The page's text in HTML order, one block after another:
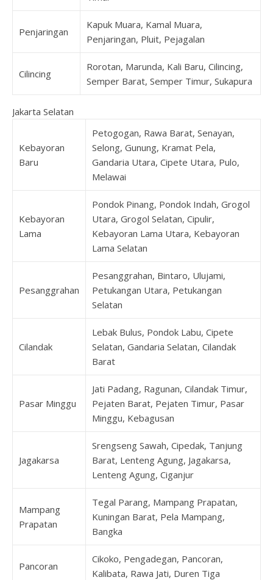
Penjaringan
Kapuk Muara, Kamal Muara,
Penjaringan, Pluit, Pejagalan
Cilincing
Rorotan, Marunda, Kali Baru, Cilincing,
Semper Barat, Semper Timur, Sukapura
Jakarta Selatan
Kebayoran
Baru
Petogogan, Rawa Barat, Senayan,
Selong, Gunung, Kramat Pela,
Gandaria Utara, Cipete Utara, Pulo,
Melawai
Kebayoran
Lama
Pondok Pinang, Pondok Indah, Grogol
Utara, Grogol Selatan, Cipulir,
Kebayoran Lama Utara, Kebayoran
Lama Selatan
Pesanggrahan
Pesanggrahan, Bintaro, Ulujami,
Petukangan Utara, Petukangan
Selatan
Cilandak
Lebak Bulus, Pondok Labu, Cipete
Selatan, Gandaria Selatan, Cilandak
Barat
Pasar Minggu
Jati Padang, Ragunan, Cilandak Timur,
Pejaten Barat, Pejaten Timur, Pasar
Minggu, Kebagusan
Jagakarsa
Srengseng Sawah, Cipedak, Tanjung
Barat, Lenteng Agung, Jagakarsa,
Lenteng Agung, Ciganjur
Mampang
Prapatan
Tegal Parang, Mampang Prapatan,
Kuningan Barat, Pela Mampang,
Bangka
Pancoran
Cikoko, Pengadegan, Pancoran,
Kalibata, Rawa Jati, Duren Tiga